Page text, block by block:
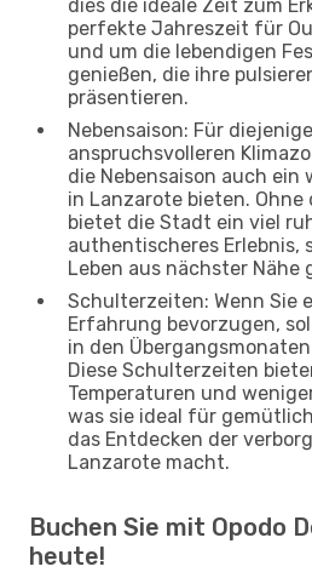
dies die ideale Zeit zum
perfekte Jahreszeit für
und um die lebendigen
genießen, die ihre
präsentieren.
Nebensaison: Für
anspruchsvolleren
die Nebensaison auch ein
in Lanzarote bieten. Ohne
bietet die Stadt ein viel
authentischeres Erlebnis,
Leben aus nächster Nähe
Schulterzeiten: Wenn Sie
Erfahrung bevorzugen,
in den
Diese Schulterzeiten
Temperaturen und
was sie ideal für
das Entdecken der
Lanzarote macht.
Buchen Sie mit Opodo
heute!